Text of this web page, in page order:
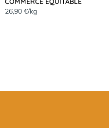
26,90 €/kg